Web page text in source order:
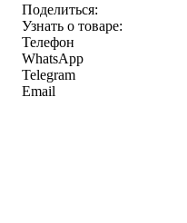
Поделиться:
Узнать о товаре:
Телефон
WhatsApp
Telegram
Email